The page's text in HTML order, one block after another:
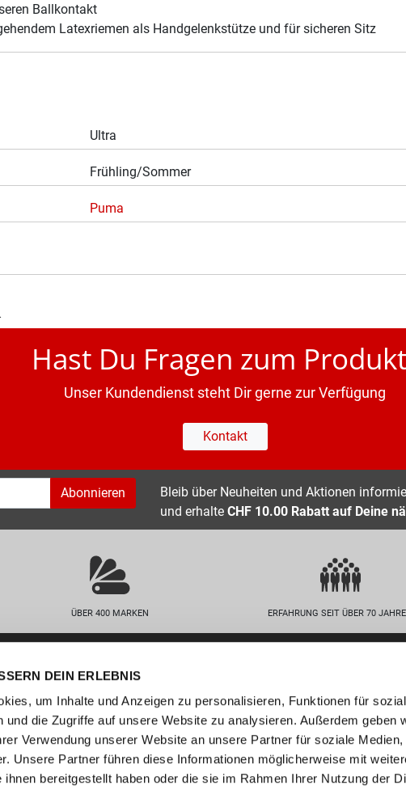
DEIN ERLEBNIS
um Inhalte und Anzeigen zu personalisieren, Funktionen für
und die Zugriffe auf unsere Website zu analysieren. Außerdem geben
Verwendung unserer Website an unsere Partner für soziale Medien,
Unsere Partner führen diese Informationen möglicherweise mit
ihnen bereitgestellt haben oder die sie im Rahmen Ihrer Nutzung der
Ballkontakt
Latexriemen als Handgelenkstütze und für sicheren Sitz
Ultra
Frühling/Sommer
Puma
Hast Du Fragen zum
Unser Kundendienst steht Dir gerne zur Verfügung
Kontakt
Abonnieren
Bleib über Neuheiten und Aktionen
und erhalte CHF 10.00 Rabatt auf Deine
ÜBER 400 MARKEN ERFAHRUNG SEIT ÜBER 70
Hilfe & FAQs
Grössentabelle
Retouren
Click & Collect
Job / Karriere
Events